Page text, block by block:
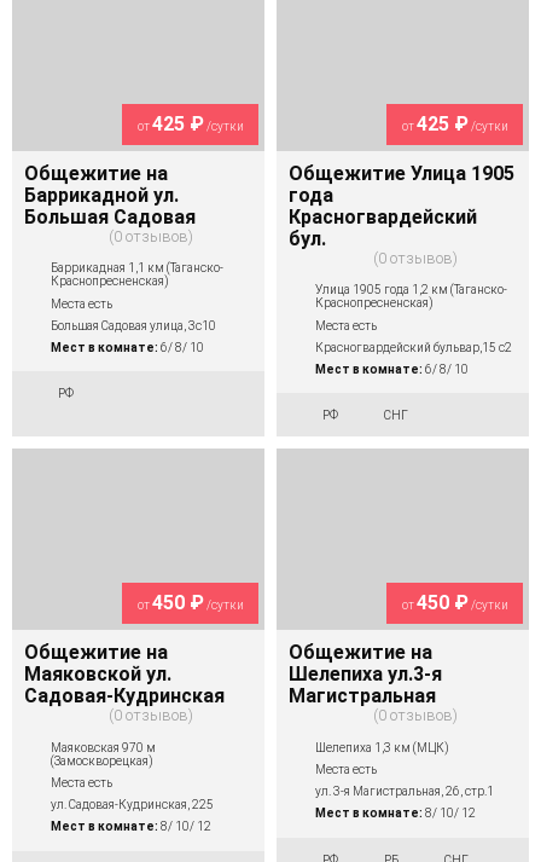
от425 ₽/сутки
Общежитие на
Баррикадной ул.
Большая Садовая
0 отзывов
Баррикадная 1,1 км (Таганско-
Краснопресненская)
Места есть
Большая Садовая улица, 3с10
Мест в комнате: 6/ 8/ 10
РФ
от425 ₽/сутки
Общежитие Улица 1905
года
Красногвардейский
бул.
0 отзывов
Улица 1905 года 1,2 км (Таганско-
Краснопресненская)
Места есть
Красногвардейский бульвар,15 с2
Мест в комнате: 6/ 8/ 10
РФ СНГ
от450 ₽ /сутки
Общежитие на
Маяковской ул.
Садовая-Кудринская
0 отзывов
Маяковская 970 м
(Замоскворецкая)
Места есть
ул. Садовая-Кудринская, 225
Мест в комнате: 8/ 10/ 12
от450 ₽ /сутки
Общежитие на
Шелепиха ул.3-я
Магистральная
0 отзывов
Шелепиха 1,3 км (МЦК)
Места есть
ул. 3-я Магистральная, 26, стр.1
Мест в комнате: 8/ 10/ 12